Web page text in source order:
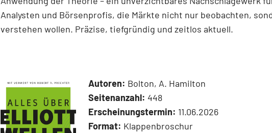
Analysten und Börsenprofis, die Märkte nicht nur beobachten,
verstehen wollen. Präzise, tiefgründig und zeitlos aktuell.
Autoren: Bolton, A. Hamilton
Seitenanzahl: 448
Erscheinungstermin: 11.06.2026
Format: Klappenbroschur